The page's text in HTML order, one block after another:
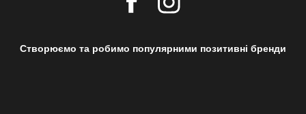
Створюємо та робимо популярними позитивні бренди